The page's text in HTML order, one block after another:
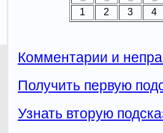
1 2 3 4
Комментарии и
Получить первую
Узнать вторую